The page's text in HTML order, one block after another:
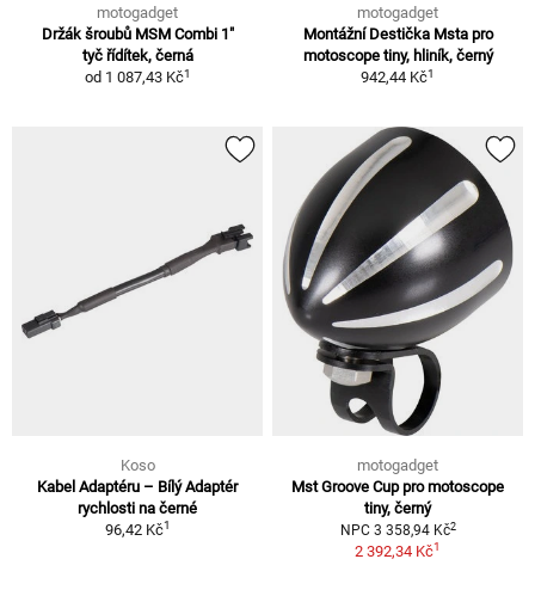
motogadget
Držák šroubů MSM Combi 1"
tyč řídítek, černá
od 1 087,43 Kč1
motogadget
Montážní Destička Msta pro
motoscope tiny, hliník, černý
942,44 Kč1
Koso
Kabel Adaptéru – Bílý Adaptér
rychlosti na černé
96,42 Kč1
motogadget
Mst Groove Cup pro motoscope
tiny, černý
NPC 3 358,94 Kč2
2 392,34 Kč1